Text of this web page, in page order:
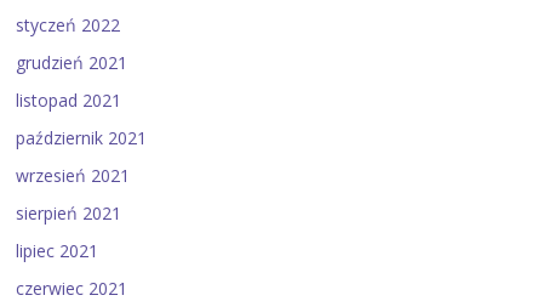
styczeń 2022
grudzień 2021
listopad 2021
październik 2021
wrzesień 2021
sierpień 2021
lipiec 2021
czerwiec 2021